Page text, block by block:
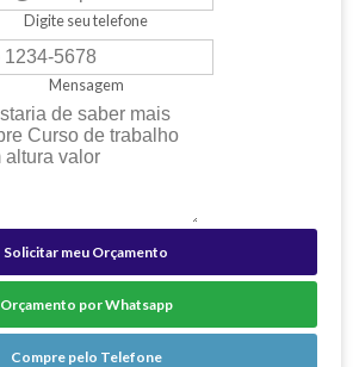
Digite seu telefone
Mensagem
Solicitar meu Orçamento
Orçamento por Whatsapp
Compre pelo Telefone